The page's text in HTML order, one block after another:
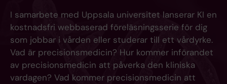
I samarbete med Uppsala universitet lanserar KI en
kostnadsfri webbaserad föreläsningsserie för dig
som jobbar i vården eller studerar till ett vårdyrke.
Vad är precisionsmedicin? Hur kommer införandet
av precisionsmedicin att påverka den kliniska
vardagen? Vad kommer precisionsmedicin att